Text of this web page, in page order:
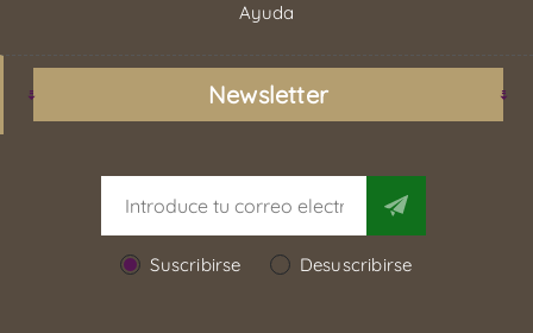
Ayuda
Newsletter
Suscribirse Desuscribirse